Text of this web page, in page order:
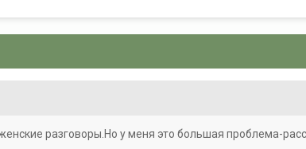
разговоры.Но у меня это большая проблема-